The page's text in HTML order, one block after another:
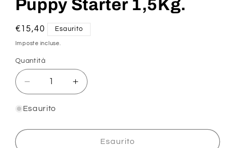
Puppy Starter 1,5Kg.
Prezzo
di
€15,40 Esaurito
Imposte incluse.
Quantità
Diminuisci
quantità
per
Starter
Aumenta
quantità
Starter
1,5Kg.
Esaurito
Esaurito